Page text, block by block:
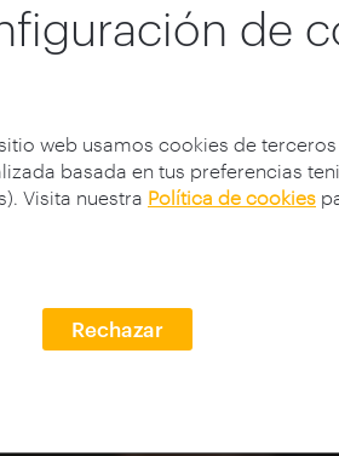
de
web usamos cookies de
basada en tus preferencias
Visita nuestra Política de cookies
Rechazar